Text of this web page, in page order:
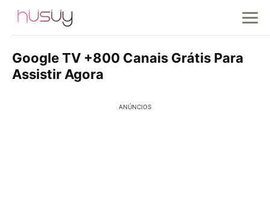
Google TV +800 Canais Grátis Para
Assistir Agora
ANÚNCIOS